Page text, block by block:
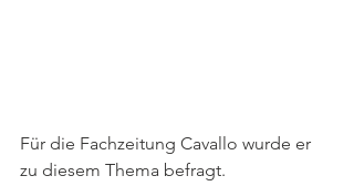
Für die Fachzeitung Cavallo wurde er
zu diesem Thema befragt.